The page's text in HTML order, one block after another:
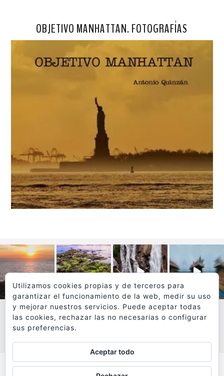
OBJETIVO MANHATTAN. FOTOGRAFÍAS
VER MÁS
Utilizamos cookies propias y de terceros para
garantizar el funcionamiento de la web, medir su uso
y mejorar nuestros servicios. Puede aceptar todas
las cookies, rechazar las no necesarias o configurar
sus preferencias.
Aceptar todo